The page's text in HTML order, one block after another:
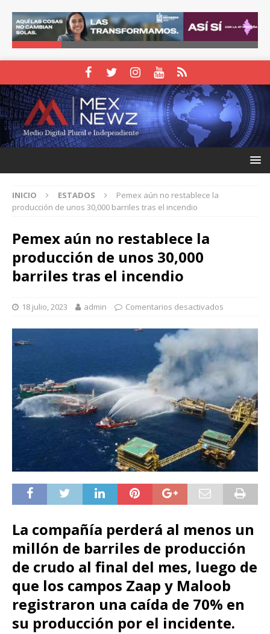
INICIO ESTADOS
Pemex aún no restablece la
producción de unos 30,000 barriles tras el incendio
Pemex aún no restablece la
producción de unos 30,000
barriles tras el incendio
18 julio, 2023 admin Comentarios desactivados
La compañía perderá al menos un
millón de barriles de producción
de crudo al final del mes, luego de
que los campos Zaap y Maloob
registraron una caída de 70% en
su producción por el incidente.